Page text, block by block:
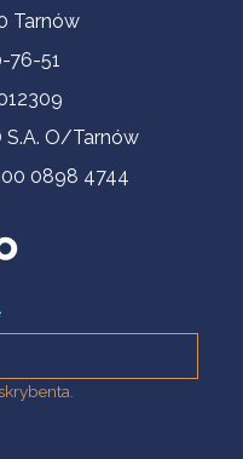
Tarnów
76-51
S.A. O/Tarnów
0898 4744